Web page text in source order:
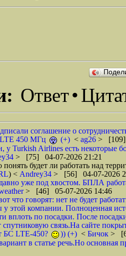
Ответ•
соглашение о
LTE 450 МГц
(+) < ag26 > [109]
у Turkish Airlines есть некоторые
> [75] 04-07-2026 21:21
будет ли работать над
) < Andrey34 > [56] 04-07-2026
уже под хвостом. БПЛА
> [46] 05-07-2026 14:46
что говорят: нет не будет
у этой компании. Полноценная
вплоть по посадки. После
спутниковую связь.На сайте
БС LTE-450?
)) (+) < Бичок >
в статье речь.Но основная